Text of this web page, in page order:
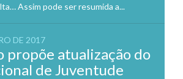
Assim pode ser resumida a...
DE 2017
propõe atualização do
de Juventude